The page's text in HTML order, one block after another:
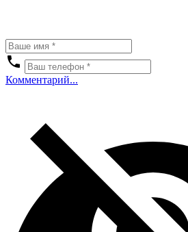
Комментарий...